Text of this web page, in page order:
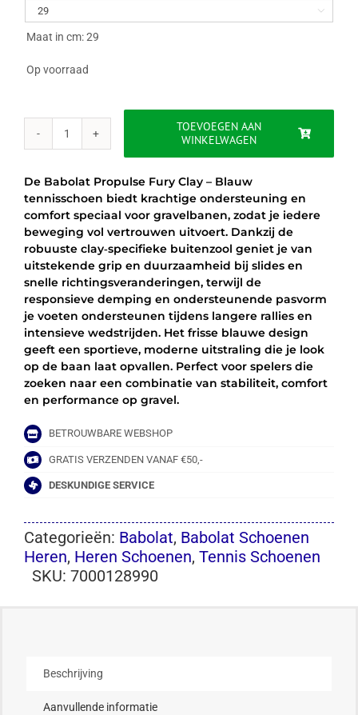

Maat in cm: 29
Op voorraad
BABOLAT
FURY
CLAY
BLAUW
aantal
TOEVOEGEN AAN
WINKELWAGEN
De Babolat Propulse Fury Clay – Blauw
tennisschoen biedt krachtige ondersteuning en
comfort speciaal voor gravelbanen, zodat je iedere
beweging vol vertrouwen uitvoert. Dankzij de
robuuste clay‑specifieke buitenzool geniet je van
uitstekende grip en duurzaamheid bij slides en
snelle richtingsveranderingen, terwijl de
responsieve demping en ondersteunende pasvorm
je voeten ondersteunen tijdens langere rallies en
intensieve wedstrijden. Het frisse blauwe design
geeft een sportieve, moderne uitstraling die je look
op de baan laat opvallen. Perfect voor spelers die
zoeken naar een combinatie van stabiliteit, comfort
en performance op gravel.
BETROUWBARE WEBSHOP
GRATIS VERZENDEN VANAF €50,-
DESKUNDIGE SERVICE
Categorieën: Babolat, Babolat Schoenen
Heren, Heren Schoenen, Tennis Schoenen
SKU: 7000128990
Beschrijving
Aanvullende informatie